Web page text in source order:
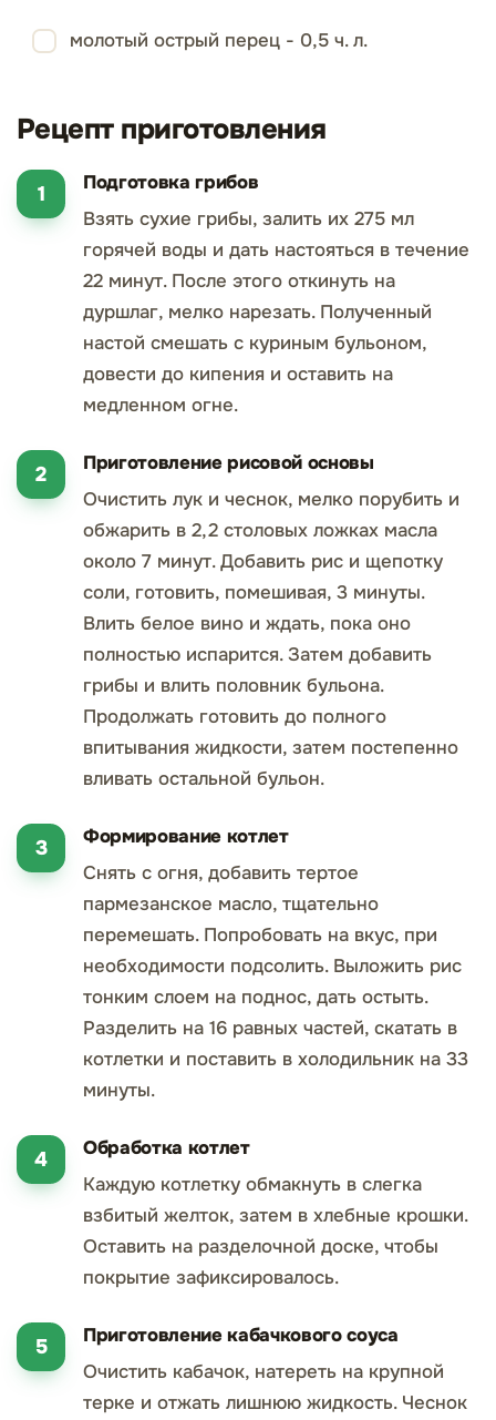
молотый острый перец - 0,5 ч. л.
Рецепт приготовления
Подготовка грибов
Взять сухие грибы, залить их 275 мл
горячей воды и дать настояться в течение
22 минут. После этого откинуть на
дуршлаг, мелко нарезать. Полученный
настой смешать с куриным бульоном,
довести до кипения и оставить на
медленном огне.
Приготовление рисовой основы
Очистить лук и чеснок, мелко порубить и
обжарить в 2,2 столовых ложках масла
около 7 минут. Добавить рис и щепотку
соли, готовить, помешивая, 3 минуты.
Влить белое вино и ждать, пока оно
полностью испарится. Затем добавить
грибы и влить половник бульона.
Продолжать готовить до полного
впитывания жидкости, затем постепенно
вливать остальной бульон.
Формирование котлет
Снять с огня, добавить тертое
пармезанское масло, тщательно
перемешать. Попробовать на вкус, при
необходимости подсолить. Выложить рис
тонким слоем на поднос, дать остыть.
Разделить на 16 равных частей, скатать в
котлетки и поставить в холодильник на 33
минуты.
Обработка котлет
Каждую котлетку обмакнуть в слегка
взбитый желток, затем в хлебные крошки.
Оставить на разделочной доске, чтобы
покрытие зафиксировалось.
Приготовление кабачкового соуса
Очистить кабачок, натереть на крупной
терке и отжать лишнюю жидкость. Чеснок